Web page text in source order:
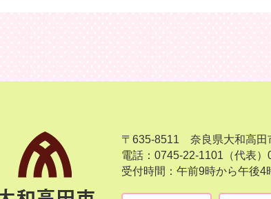
〒635-8511 奈良県大和高田
電話：0745-22-1101（代表）
受付時間：午前9時から午後4